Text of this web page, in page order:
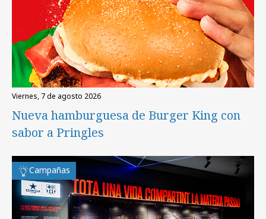
viernes, 7 de agosto 2026
Nueva hamburguesa de Burger King con
sabor a Pringles
Campañas